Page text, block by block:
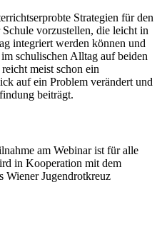
Strategien für den
vorzustellen, die leicht in
integriert werden können und
schulischen Alltag auf beiden
meist schon ein
auf ein Problem verändert und
beiträgt.
am Webinar ist für alle
in Kooperation mit dem
Wiener Jugendrotkreuz